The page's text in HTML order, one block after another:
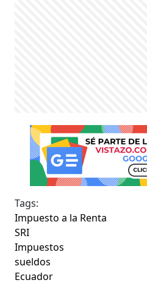
Tags:
Impuesto a la Renta
SRI
Impuestos
sueldos
Ecuador